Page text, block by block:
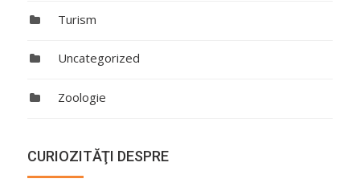
Turism
Uncategorized
Zoologie
CURIOZITĂŢI DESPRE